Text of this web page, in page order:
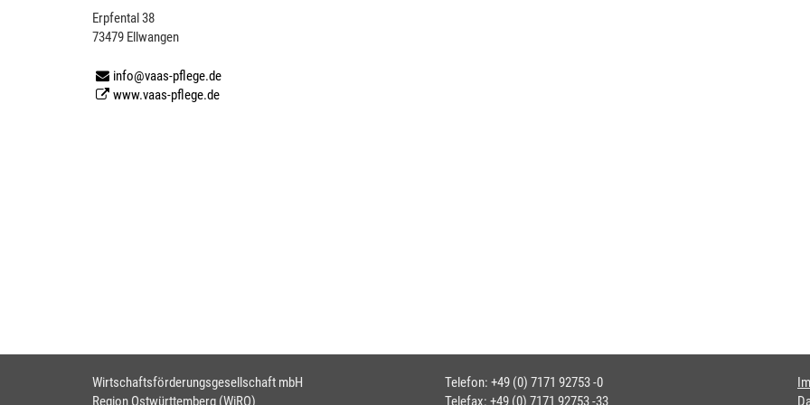
Erpfental 38
73479 Ellwangen
info@vaas-pflege.de
www.vaas-pflege.de
Wirtschaftsförderungsgesellschaft mbH
Region Ostwürttemberg (WiRO)
Telefon: +49 (0) 7171 92753 -0
Telefax: +49 (0) 7171 92753 -33